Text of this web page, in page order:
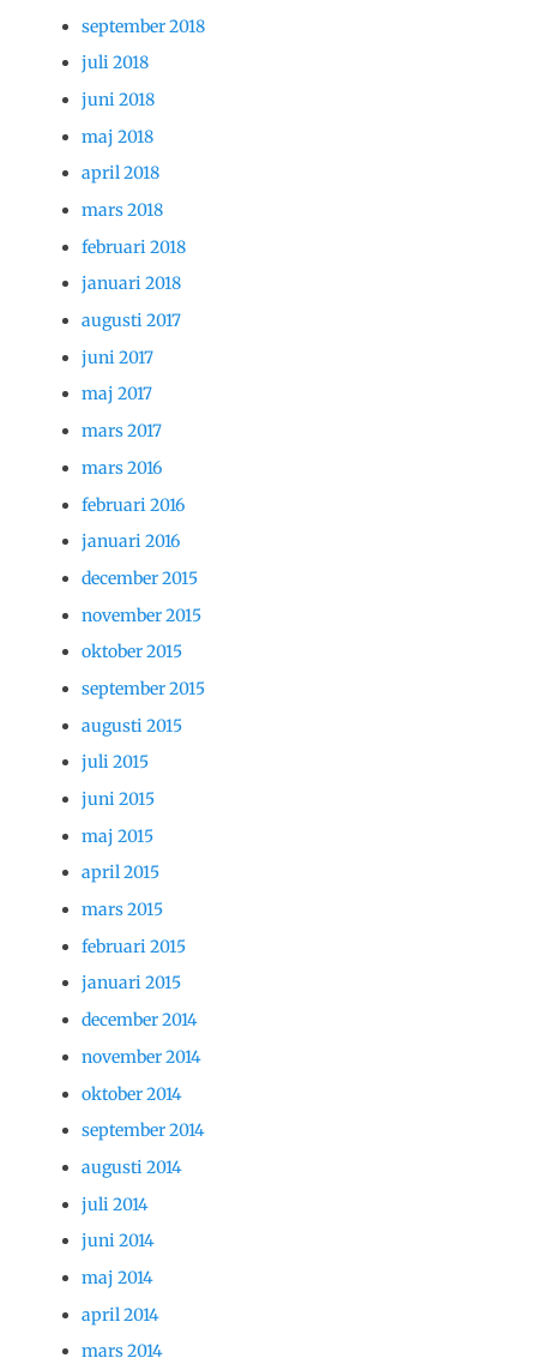
september 2018
juli 2018
juni 2018
maj 2018
april 2018
mars 2018
februari 2018
januari 2018
augusti 2017
juni 2017
maj 2017
mars 2017
mars 2016
februari 2016
januari 2016
december 2015
november 2015
oktober 2015
september 2015
augusti 2015
juli 2015
juni 2015
maj 2015
april 2015
mars 2015
februari 2015
januari 2015
december 2014
november 2014
oktober 2014
september 2014
augusti 2014
juli 2014
juni 2014
maj 2014
april 2014
mars 2014